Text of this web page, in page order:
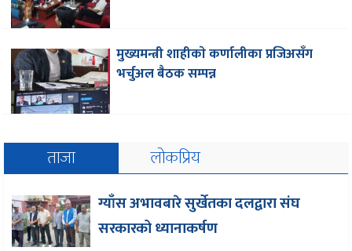
मुख्यमन्त्री शाहीकाे कर्णालीका प्रजिअसँग
भर्चुअल बैठक सम्पन्न
ताजा लोकप्रिय
ग्याँस अभावबारे सुर्खेतका दलद्वारा संघ
सरकारको ध्यानाकर्षण